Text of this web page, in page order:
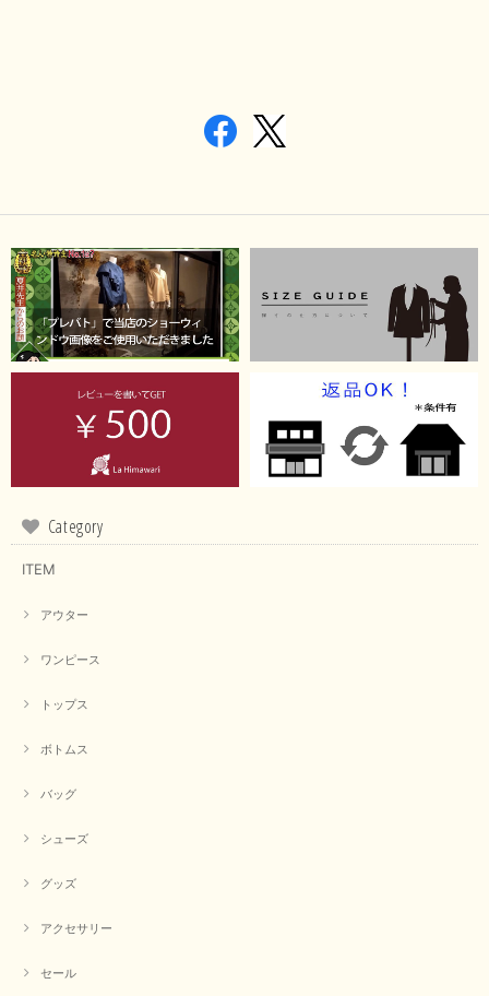
Category
ITEM
アウター
ワンピース
トップス
ボトムス
バッグ
シューズ
グッズ
アクセサリー
セール